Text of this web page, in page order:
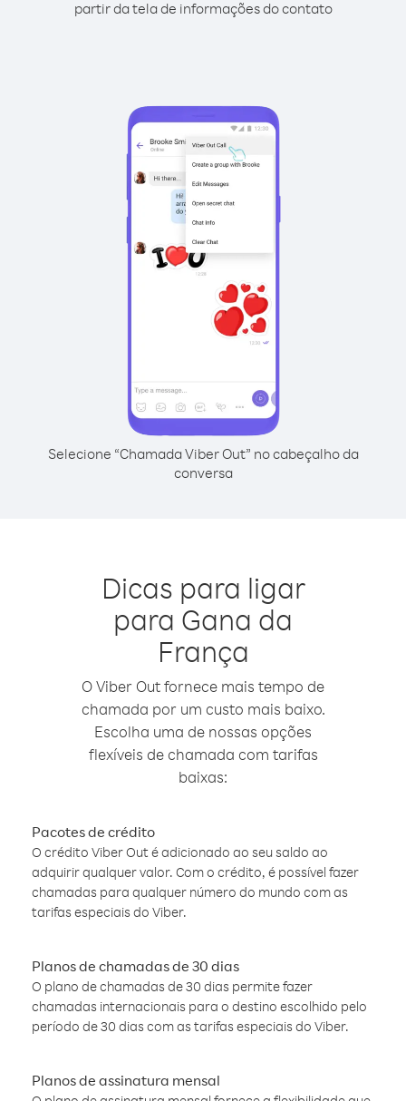
partir da tela de informações do contato
Selecione “Chamada Viber Out” no cabeçalho da
conversa
Dicas para ligar
para Gana da
França
O Viber Out fornece mais tempo de
chamada por um custo mais baixo.
Escolha uma de nossas opções
flexíveis de chamada com tarifas
baixas:
Pacotes de crédito
O crédito Viber Out é adicionado ao seu saldo ao
adquirir qualquer valor. Com o crédito, é possível fazer
chamadas para qualquer número do mundo com as
tarifas especiais do Viber.
Planos de chamadas de 30 dias
O plano de chamadas de 30 dias permite fazer
chamadas internacionais para o destino escolhido pelo
período de 30 dias com as tarifas especiais do Viber.
Planos de assinatura mensal